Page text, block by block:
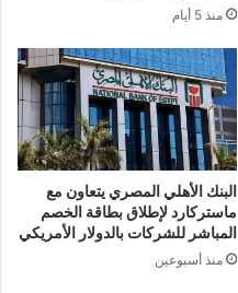
منذ 5 أيام
البنك الأهلي المصري يتعاون مع
ماستركارد لإطلاق بطاقة الخصم
المباشر للشركات بالدولار الأمريكي
منذ أسبوعين